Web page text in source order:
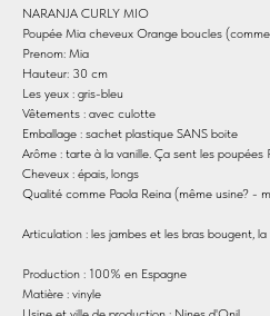
NARANJA CURLY MIO
Poupée Mia cheveux Orange boucles
Prenom: Mia
Hauteur: 30 cm
Les yeux : gris-bleu
Vêtements : avec culotte
Emballage : sachet plastique SANS boite
Arôme : tarte à la vanille. Ça sent les poupées
Cheveux : épais, longs
Qualité comme Paola Reina (même usine? -
Articulation : les jambes et les bras bougent,
Production : 100% en Espagne
Matière : vinyle